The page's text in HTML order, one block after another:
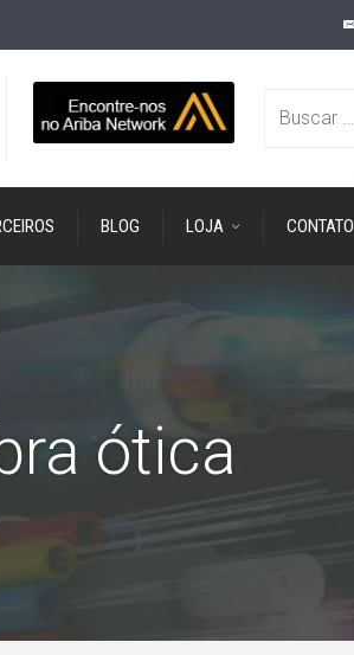
Buscar
BLOG LOJA CONTATO
ótica